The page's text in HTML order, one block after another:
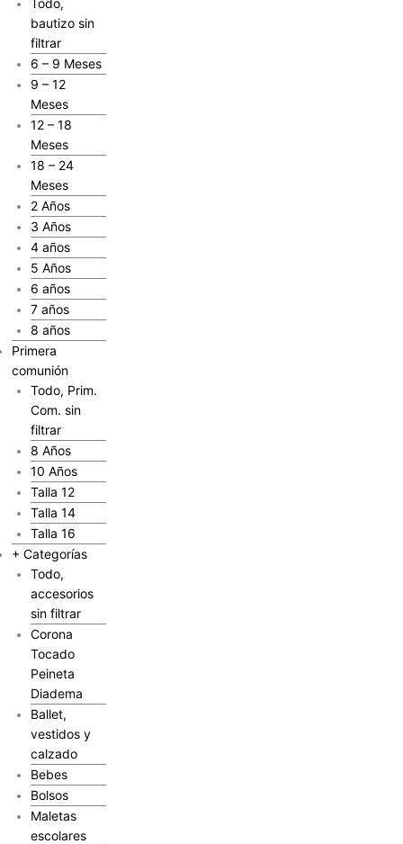
bautizo sin
filtrar
6 – 9 Meses
9 – 12
Meses
12 – 18
Meses
18 – 24
Meses
2 Años
3 Años
4 años
5 Años
6 años
7 años
8 años
Primera
comunión
Todo, Prim.
Com. sin
filtrar
8 Años
10 Años
Talla 12
Talla 14
Talla 16
+ Categorías
Todo,
accesorios
sin filtrar
Corona
Tocado
Peineta
Diadema
Ballet,
vestidos y
calzado
Bebes
Bolsos
Maletas
escolares